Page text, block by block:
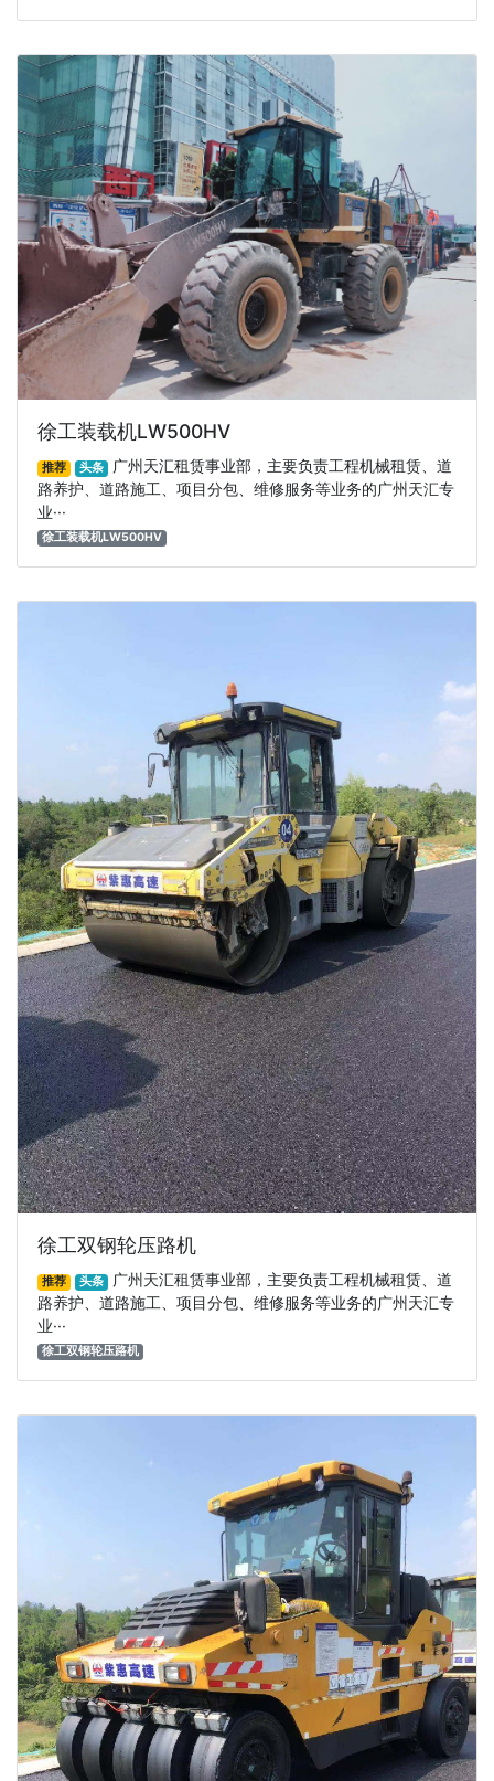
徐工装载机LW500HV
推荐 头条
广州天汇租赁事业部，主要负责工程机械租赁、道
路养护、道路施工、项目分包、维修服务等业务的广州天汇专
业···
徐工装载机LW500HV
徐工双钢轮压路机
推荐 头条
广州天汇租赁事业部，主要负责工程机械租赁、道
路养护、道路施工、项目分包、维修服务等业务的广州天汇专
业···
徐工双钢轮压路机